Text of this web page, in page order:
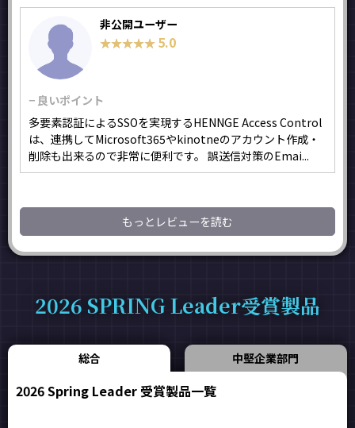
非公開ユーザー
★★★★★
★★★★★ 5.0
− 良いポイント
多要素認証によるSSOを実現するHENNGE Access Control
は、連携してMicrosoft365やkinotneのアカウント作成・
削除も出来るので非常に便利です。 誤送信対策のEmai...
もっとレビューを読む
2026 SPRING Leader受賞製品
総合 中堅企業部門
2026 Spring Leader 受賞製品一覧